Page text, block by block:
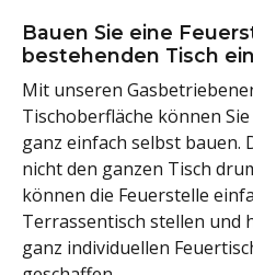
Bauen Sie eine
bestehenden Tisch ein
Mit unseren
Tischoberfläche können
ganz einfach selbst bauen.
nicht den ganzen Tisch
können die Feuerstelle
Terrassentisch stellen und
ganz individuellen